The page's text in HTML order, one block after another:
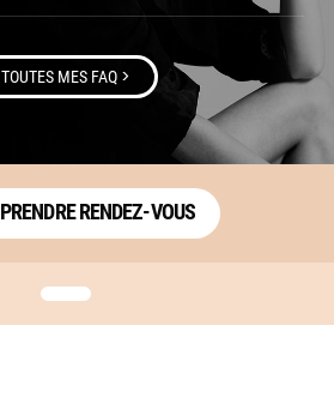
TOUTES MES FAQ >
PRENDRE RENDEZ-VOUS